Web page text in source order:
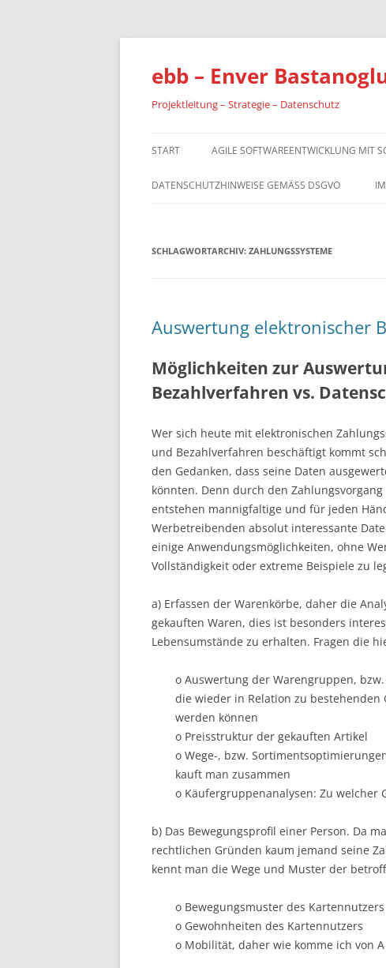
Zum
springen
ebb – Enver
Projektleitung – Strategie – Datenschutz
START AGILE SOFTWAREENTWICKLUNG MIT
DATENSCHUTZHINWEISE GEMÄSS DSGVO
SCHLAGWORTARCHIV: ZAHLUNGSSYSTEME
Auswertung elektronischer
Möglichkeiten zur
Bezahlverfahren vs.
Wer sich heute mit elektronischen
und Bezahlverfahren beschäftigt kommt
den Gedanken, dass seine Daten
könnten. Denn durch den Zahlungsvorgang
entstehen mannigfaltige und für jeden
Werbetreibenden absolut interessante
einige Anwendungsmöglichkeiten, ohne
Vollständigkeit oder extreme Beispiele zu
a) Erfassen der Warenkörbe, daher die
gekauften Waren, dies ist besonders
Lebensumstände zu erhalten. Fragen die
o Auswertung der Warengruppen,
die wieder in Relation zu
werden können
o Preisstruktur der gekauften Artikel
o Wege-, bzw.
kauft man zusammen
o Käufergruppenanalysen: Zu welcher
b) Das Bewegungsprofil einer Person. Da
rechtlichen Gründen kaum jemand seine
kennt man die Wege und Muster der
o Bewegungsmuster des Kartennutzers
o Gewohnheiten des Kartennutzers
o Mobilität, daher wie komme ich von